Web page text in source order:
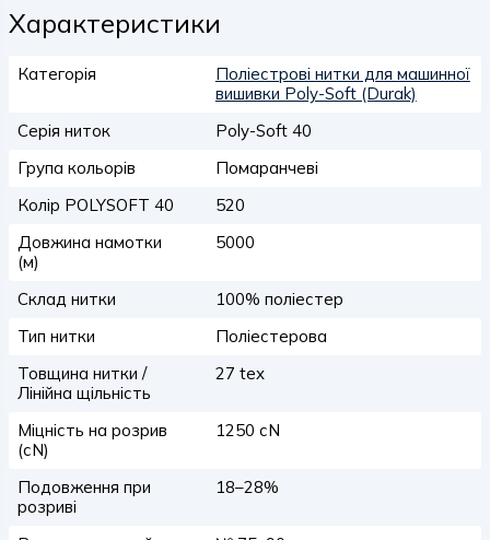
Характеристики
Категорія
Поліестрові нитки для машинної
вишивки Poly-Soft (Durak)
Серія ниток
Poly-Soft 40
Група кольорів
Помаранчеві
Колір POLYSOFT 40
520
Довжина намотки
(м)
5000
Склад нитки
100% поліестер
Тип нитки
Поліестерова
Товщина нитки /
Лінійна щільність
27 tex
Міцність на розрив
(сN)
1250 сN
Подовження при
розриві
18–28%